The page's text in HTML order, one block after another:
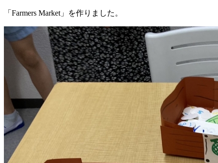
「Farmers Market」を作りました。